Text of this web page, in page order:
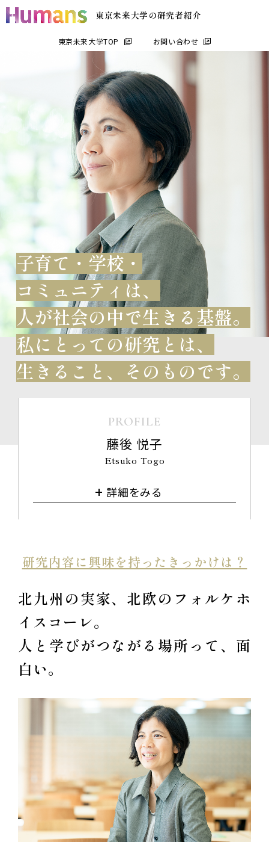
東京未来大学の研究者紹介
東京未来大学TOP お問い合わせ
子育て・学校・
コミュニティは、
人が社会の中で生きる基盤。
私にとっての研究とは、
生きること、そのものです。
PROFILE
藤後 悦子
Etsuko Togo
詳細をみる
研究内容に興味を持ったきっかけは？
北九州の実家、北欧のフォルケホ
イスコーレ。
人と学びがつながる場所って、面
白い。